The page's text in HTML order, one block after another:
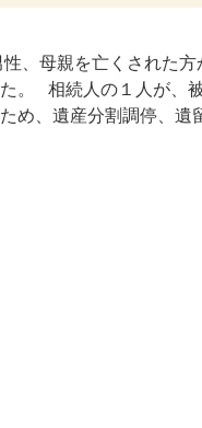
、母親を亡くされた
。 相続人の１人が、
め、遺産分割調停、遺